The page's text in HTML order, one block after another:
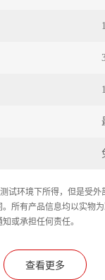
试环境下所得，但是受外
所有产品信息均以实物
或承担任何责任。
查看更多